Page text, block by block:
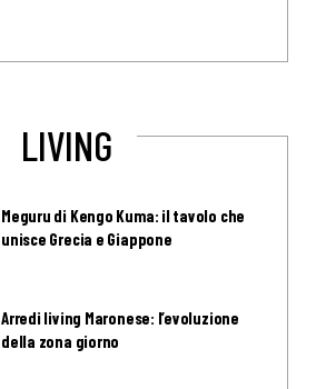
LIVING
Meguru di Kengo Kuma: il tavolo che
unisce Grecia e Giappone
Arredi living Maronese: l’evoluzione
della zona giorno